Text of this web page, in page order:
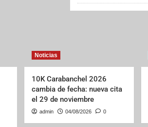
Noticias
10K Carabanchel 2026
cambia de fecha: nueva cita
el 29 de noviembre
admin 04/08/2026 0